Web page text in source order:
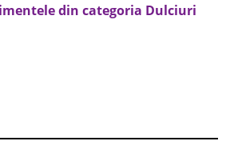
din categoria Dulciuri